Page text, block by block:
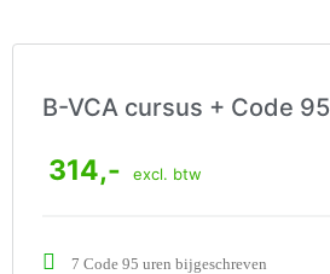
B-VCA cursus + Code 95
314,- excl. btw
7 Code 95 uren bijgeschreven